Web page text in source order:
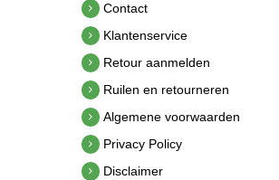
Contact
Klantenservice
Retour aanmelden
Ruilen en retourneren
Algemene voorwaarden
Privacy Policy
Disclaimer